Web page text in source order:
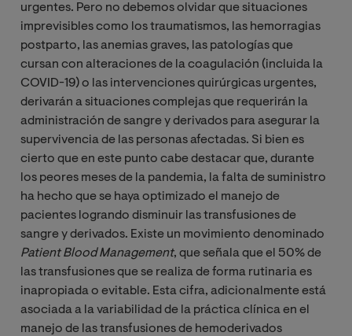
urgentes. Pero no debemos olvidar que situaciones
imprevisibles como los traumatismos, las hemorragias
postparto, las anemias graves, las patologías que
cursan con alteraciones de la coagulación (incluida la
COVID-19) o las intervenciones quirúrgicas urgentes,
derivarán a situaciones complejas que requerirán la
administración de sangre y derivados para asegurar la
supervivencia de las personas afectadas. Si bien es
cierto que en este punto cabe destacar que, durante
los peores meses de la pandemia, la falta de suministro
ha hecho que se haya optimizado el manejo de
pacientes logrando disminuir las transfusiones de
sangre y derivados. Existe un movimiento denominado
Patient Blood Management, que señala que el 50% de
las transfusiones que se realiza de forma rutinaria es
inapropiada o evitable. Esta cifra, adicionalmente está
asociada a la variabilidad de la práctica clínica en el
manejo de las transfusiones de hemoderivados